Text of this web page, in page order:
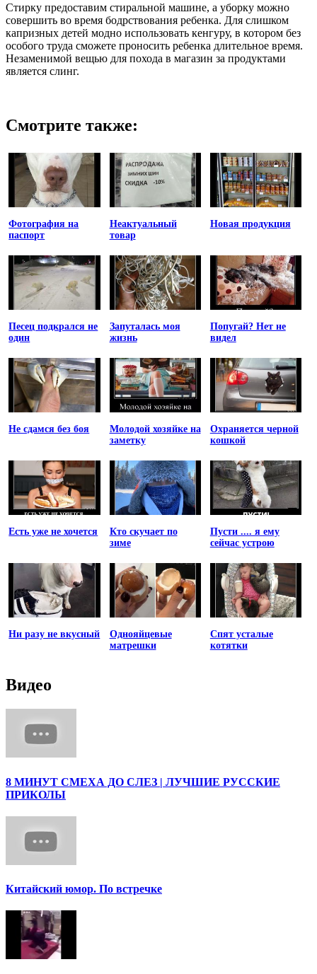
Стирку предоставим стиральной машине, а уборку можно
совершить во время бодрствования ребенка. Для слишком
капризных детей модно использовать кенгуру, в котором без
особого труда сможете проносить ребенка длительное время.
Незаменимой вещью для похода в магазин за продуктами
является слинг.
Смотрите также:
Фотография на
паспорт
Неактуальный
товар
Новая продукция
Песец подкрался не
один
Запуталась моя
жизнь
Попугай? Нет не
видел
Не сдамся без боя
Молодой хозяйке на
заметку
Охраняется черной
кошкой
Есть уже не хочется
Кто скучает по
зиме
Пусти .... я ему
сейчас устрою
Ни разу не вкусный
Однояйцевые
матрешки
Спят усталые
котятки
Видео
8 МИНУТ СМЕХА ДО СЛЕЗ | ЛУЧШИЕ РУССКИЕ
ПРИКОЛЫ
Китайский юмор. По встречке